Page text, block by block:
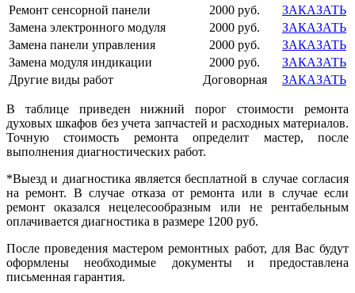
Ремонт сенсорной панели
2000 руб.
ЗАКАЗАТЬ
Замена электронного модуля
2000 руб.
ЗАКАЗАТЬ
Замена панели управления
2000 руб.
ЗАКАЗАТЬ
Замена модуля индикации
2000 руб.
ЗАКАЗАТЬ
Другие виды работ
Договорная ЗАКАЗАТЬ
В таблице приведен нижний порог стоимости ремонта
духовых шкафов без учета запчастей и расходных материалов.
Точную стоимость ремонта определит мастер, после
выполнения диагностических работ.
*Выезд и диагностика является бесплатной в случае согласия
на ремонт. В случае отказа от ремонта или в случае если
ремонт оказался нецелесообразным или не рентабельным
оплачивается диагностика в размере 1200 руб.
После проведения мастером ремонтных работ, для Вас будут
оформлены необходимые документы и предоставлена
письменная гарантия.